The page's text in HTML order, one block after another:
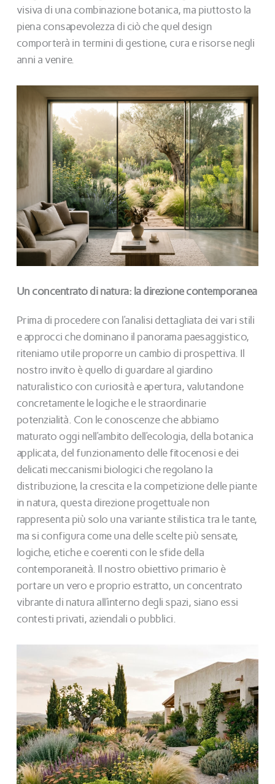
visiva di una combinazione botanica, ma piuttosto la
piena consapevolezza di ciò che quel design
comporterà in termini di gestione, cura e risorse negli
anni a venire.
Un concentrato di natura: la direzione contemporanea
Prima di procedere con l’analisi dettagliata dei vari stili
e approcci che dominano il panorama paesaggistico,
riteniamo utile proporre un cambio di prospettiva. Il
nostro invito è quello di guardare al giardino
naturalistico con curiosità e apertura, valutandone
concretamente le logiche e le straordinarie
potenzialità. Con le conoscenze che abbiamo
maturato oggi nell’ambito dell’ecologia, della botanica
applicata, del funzionamento delle fitocenosi e dei
delicati meccanismi biologici che regolano la
distribuzione, la crescita e la competizione delle piante
in natura, questa direzione progettuale non
rappresenta più solo una variante stilistica tra le tante,
ma si configura come una delle scelte più sensate,
logiche, etiche e coerenti con le sfide della
contemporaneità. Il nostro obiettivo primario è
portare un vero e proprio estratto, un concentrato
vibrante di natura all’interno degli spazi, siano essi
contesti privati, aziendali o pubblici.